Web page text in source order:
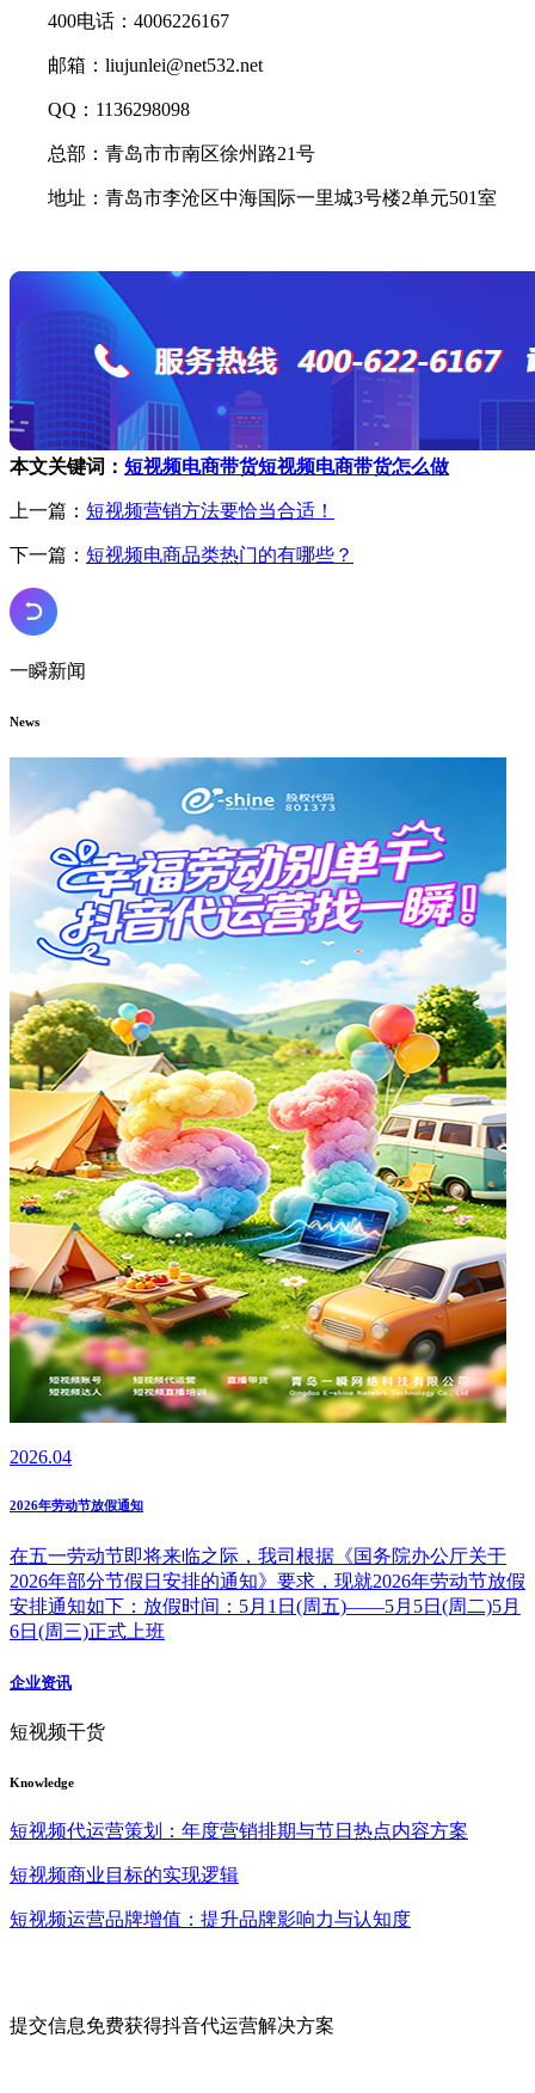
400电话：4006226167
邮箱：liujunlei@net532.net
QQ：1136298098
总部：青岛市市南区徐州路21号
地址：青岛市李沧区中海国际一里城3号楼2单元501室
本文关键词： 短视频电商带货短视频电商带货怎么做
上一篇： 短视频营销方法要恰当合适！
下一篇： 短视频电商品类热门的有哪些？
一瞬新闻
News
2026.04
2026年劳动节放假通知
在五一劳动节即将来临之际，我司根据《国务院办公厅关于
2026年部分节假日安排的通知》要求，现就2026年劳动节放假
安排通知如下：放假时间：5月1日(周五)——5月5日(周二)5月
6日(周三)正式上班
企业资讯
短视频干货
Knowledge
短视频代运营策划：年度营销排期与节日热点内容方案
短视频商业目标的实现逻辑
短视频运营品牌增值：提升品牌影响力与认知度
提交信息免费获得抖音代运营解决方案